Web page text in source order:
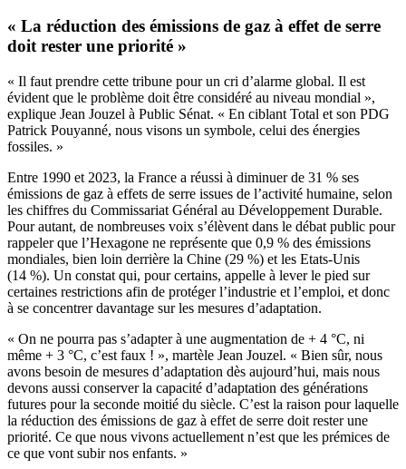
« La réduction des émissions de gaz à effet de serre
doit rester une priorité »
« Il faut prendre cette tribune pour un cri d’alarme global. Il est
évident que le problème doit être considéré au niveau mondial »,
explique Jean Jouzel à Public Sénat. « En ciblant Total et son PDG
Patrick Pouyanné, nous visons un symbole, celui des énergies
fossiles. »
Entre 1990 et 2023, la France a réussi à diminuer de 31 % ses
émissions de gaz à effets de serre issues de l’activité humaine, selon
les chiffres du Commissariat Général au Développement Durable.
Pour autant, de nombreuses voix s’élèvent dans le débat public pour
rappeler que l’Hexagone ne représente que 0,9 % des émissions
mondiales, bien loin derrière la Chine (29 %) et les Etats-Unis
(14 %). Un constat qui, pour certains, appelle à lever le pied sur
certaines restrictions afin de protéger l’industrie et l’emploi, et donc
à se concentrer davantage sur les mesures d’adaptation.
« On ne pourra pas s’adapter à une augmentation de + 4 °C, ni
même + 3 °C, c’est faux ! », martèle Jean Jouzel. « Bien sûr, nous
avons besoin de mesures d’adaptation dès aujourd’hui, mais nous
devons aussi conserver la capacité d’adaptation des générations
futures pour la seconde moitié du siècle. C’est la raison pour laquelle
la réduction des émissions de gaz à effet de serre doit rester une
priorité. Ce que nous vivons actuellement n’est que les prémices de
ce que vont subir nos enfants. »